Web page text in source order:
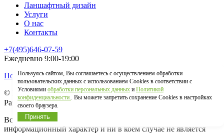
Ланшафтный дизайн
Услуги
О нас
Контакты
+7(495)646-07-59
Ежедневно 9:00-19:00
Политика конфиденциальности
© Гринстрана.ру 2026
Разработка сайта:
Вся информация, представленная на сайте, носит
информационный характер и ни в коем случае не является
Пользуясь сайтом, Вы соглашаетесь с осуществлением обработки
пользовательских данных с использованием Cookies в соответствии с
Условиями обработки персональных данных и Политикой
конфиденциальности.. Вы можете запретить сохранение Cookies в настройках
своего браузера.
Принять